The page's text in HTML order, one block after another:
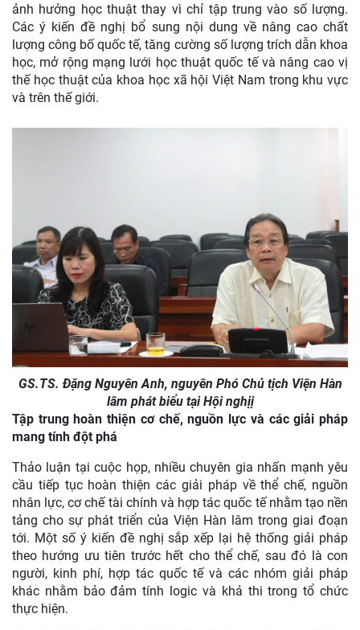
ảnh hưởng học thuật thay vì chỉ tập trung vào số lượng.
Các ý kiến đề nghị bổ sung nội dung về nâng cao chất
lượng công bố quốc tế, tăng cường số lượng trích dẫn khoa
học, mở rộng mạng lưới học thuật quốc tế và nâng cao vị
thế học thuật của khoa học xã hội Việt Nam trong khu vực
và trên thế giới.
GS.TS. Đặng Nguyên Anh, nguyên Phó Chủ tịch Viện Hàn
lâm phát biểu tại Hội nghịị
Tập trung hoàn thiện cơ chế, nguồn lực và các giải pháp
mang tính đột phá
Thảo luận tại cuộc họp, nhiều chuyên gia nhấn mạnh yêu
cầu tiếp tục hoàn thiện các giải pháp về thể chế, nguồn
nhân lực, cơ chế tài chính và hợp tác quốc tế nhằm tạo nền
tảng cho sự phát triển của Viện Hàn lâm trong giai đoạn
tới. Một số ý kiến đề nghị sắp xếp lại hệ thống giải pháp
theo hướng ưu tiên trước hết cho thể chế, sau đó là con
người, kinh phí, hợp tác quốc tế và các nhóm giải pháp
khác nhằm bảo đảm tính logic và khả thi trong tổ chức
thực hiện.